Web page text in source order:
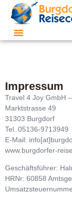
Impressum
Travel 4 Joy GmbH
Marktstrasse 49
31303 Burgdorf
Tel. 05136-9713949
E-Mail:
www.burgdorfer-
Geschäftsführer:
HRNr: 60858